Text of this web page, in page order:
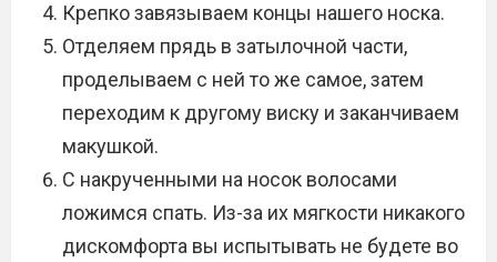
Крепко завязываем концы нашего носка.
Отделяем прядь в затылочной части,
проделываем с ней то же самое, затем
переходим к другому виску и заканчиваем
макушкой.
С накрученными на носок волосами
ложимся спать. Из-за их мягкости никакого
дискомфорта вы испытывать не будете во